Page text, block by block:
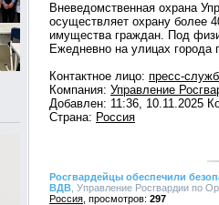
Вневедомственная охрана
осуществляет охрану более
имущества граждан. Под
Ежедневно на улицах города
Контактное лицо: пресс-
Компания: Управление
Добавлен: 11:36, 10.11.2025
Страна: Россия
Росгвардейцы обеспечили
ВДВ , Управление Росгвардии по
Россия
297